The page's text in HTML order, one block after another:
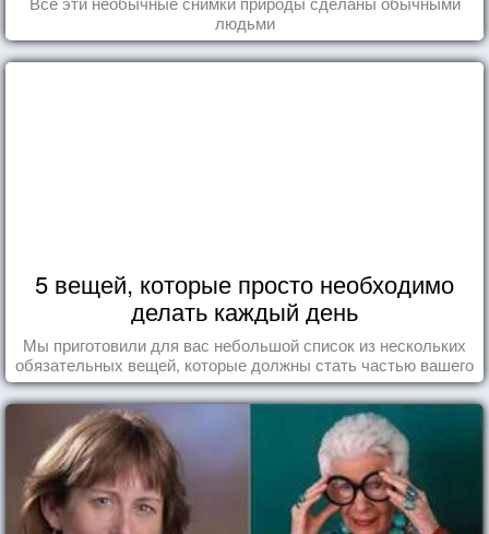
людьми
5 вещей, которые просто необходимо
делать каждый день
Мы приготовили для вас небольшой список из нескольких
обязательных вещей, которые должны стать частью вашего
дня.